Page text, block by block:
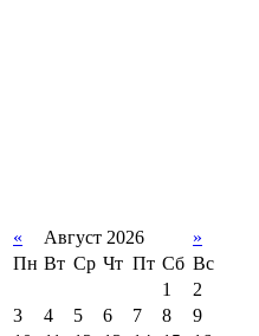
« Август 2026
»
Пн Вт Ср Чт Пт Сб Вс
1
2
3
4 5 6 7 8
9